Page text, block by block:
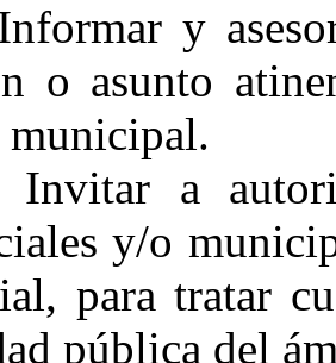
y
o asunto
Invitar a
y/o
para tratar
pública del